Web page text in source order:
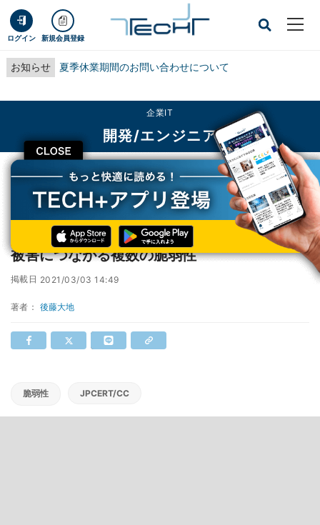
ログイン 新規会員登録
お知らせ 夏季休業期間のお問い合わせについて
CLOSE
企業IT
開発/エンジニア
TECH+ 企業IT
開発/エンジニア
Apache Tomcatにリモートコード実行などの被害につながる複数の脆弱性
Apache Tomcatにリモートコード実行などの
被害につながる複数の脆弱性
掲載日 2021/03/03 14:49
著者： 後藤大地
脆弱性 JPCERT/CC